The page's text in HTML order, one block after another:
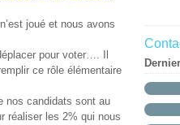
joué et nous avons
pour voter…. Il
ce rôle élémentaire
candidats sont au
réaliser les 2% qui nous
Juin
Mai
Juin
Mai
Août
Juin
Mai
Juin
Mai